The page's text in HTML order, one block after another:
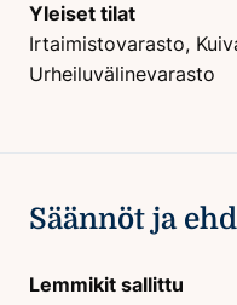
Yleiset tilat
Irtaimistovarasto,
Urheiluvälinevarasto
Säännöt ja
Lemmikit sallittu